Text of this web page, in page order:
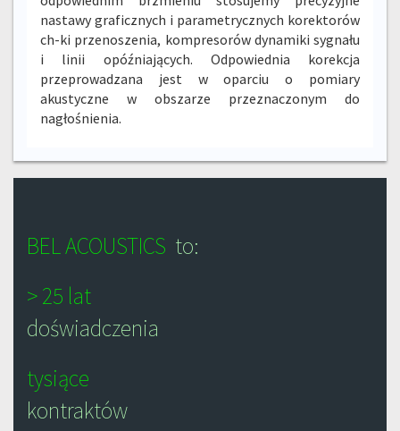
nastawy graficznych i parametrycznych korektorów
ch-ki przenoszenia, kompresorów dynamiki sygnału
i linii opóźniających. Odpowiednia korekcja
przeprowadzana jest w oparciu o pomiary
akustyczne w obszarze przeznaczonym do
nagłośnienia.
BEL ACOUSTICS to:
> 25 lat
doświadczenia
tysiące
kontraktów